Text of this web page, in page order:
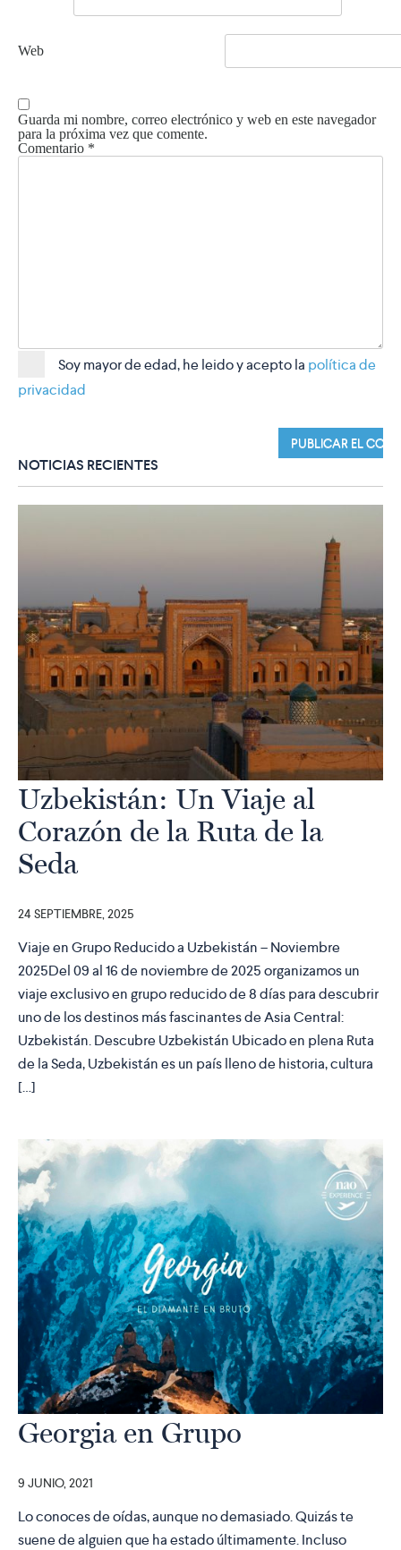
Web
Guarda mi nombre, correo electrónico y web en este navegador
para la próxima vez que comente.
Comentario *
Soy mayor de edad, he leido y acepto la política de
privacidad
NOTICIAS RECIENTES
Uzbekistán: Un Viaje al
Corazón de la Ruta de la
Seda
24 SEPTIEMBRE, 2025
Viaje en Grupo Reducido a Uzbekistán – Noviembre
2025Del 09 al 16 de noviembre de 2025 organizamos un
viaje exclusivo en grupo reducido de 8 días para descubrir
uno de los destinos más fascinantes de Asia Central:
Uzbekistán. Descubre Uzbekistán Ubicado en plena Ruta
de la Seda, Uzbekistán es un país lleno de historia, cultura
[…]
Georgia en Grupo
9 JUNIO, 2021
Lo conoces de oídas, aunque no demasiado. Quizás te
suene de alguien que ha estado últimamente. Incluso